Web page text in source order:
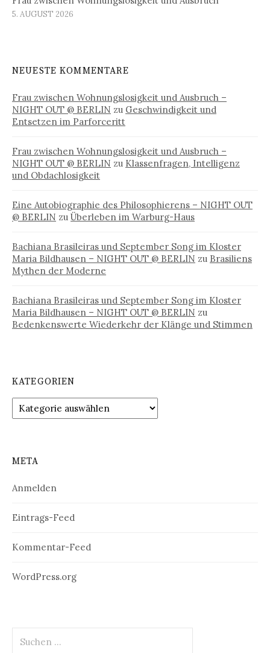
5. AUGUST 2026
NEUESTE KOMMENTARE
Frau zwischen Wohnungslosigkeit und Ausbruch –
NIGHT OUT @ BERLIN zu Geschwindigkeit und
Entsetzen im Parforceritt
Frau zwischen Wohnungslosigkeit und Ausbruch –
NIGHT OUT @ BERLIN zu Klassenfragen, Intelligenz
und Obdachlosigkeit
Eine Autobiographie des Philosophierens – NIGHT OUT
@ BERLIN zu Überleben im Warburg-Haus
Bachiana Brasileiras und September Song im Kloster
Maria Bildhausen – NIGHT OUT @ BERLIN zu Brasiliens
Mythen der Moderne
Bachiana Brasileiras und September Song im Kloster
Maria Bildhausen – NIGHT OUT @ BERLIN zu
Bedenkenswerte Wiederkehr der Klänge und Stimmen
KATEGORIEN
Kategorien
META
Anmelden
Eintrags-Feed
Kommentar-Feed
WordPress.org
nach: